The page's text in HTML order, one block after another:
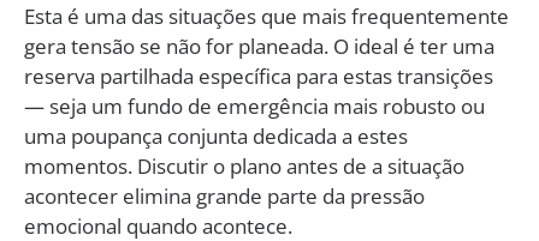
Esta é uma das situações que mais frequentemente
gera tensão se não for planeada. O ideal é ter uma
reserva partilhada específica para estas transições
— seja um fundo de emergência mais robusto ou
uma poupança conjunta dedicada a estes
momentos. Discutir o plano antes de a situação
acontecer elimina grande parte da pressão
emocional quando acontece.